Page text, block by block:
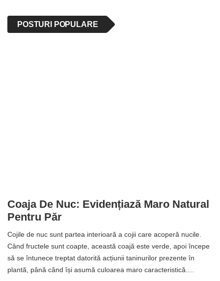
POSTURI POPULARE
Coaja De Nuc: Evidențiază Maro Natural
Pentru Păr
Cojile de nuc sunt partea interioară a cojii care acoperă nucile.
Când fructele sunt coapte, această coajă este verde, apoi începe
să se întunece treptat datorită acțiunii taninurilor prezente în
plantă, până când își asumă culoarea maro caracteristică.…